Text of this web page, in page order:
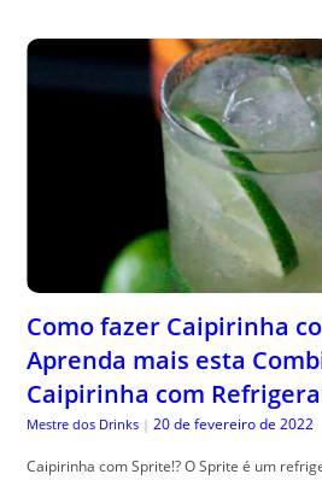
Como fazer Caipirinha
Aprenda mais esta
Caipirinha com
Mestre dos Drinks | 20 de fevereiro de 2022
Caipirinha com Sprite!? O Sprite é um